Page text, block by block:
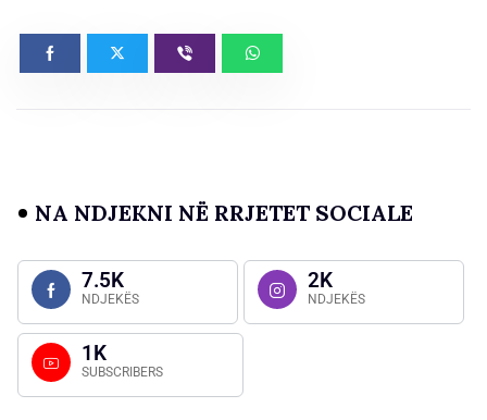
NA NDJEKNI NË RRJETET SOCIALE
7.5K
NDJEKËS
2K
NDJEKËS
1K
SUBSCRIBERS